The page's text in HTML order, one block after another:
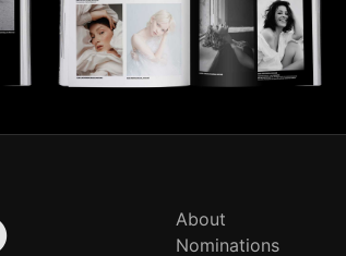
About
Nominations